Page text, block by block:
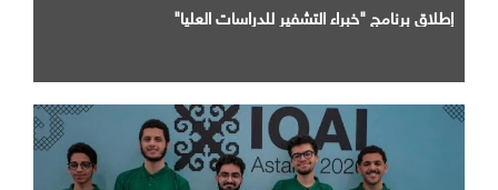
إطلاق برنامج "خبراء التشفير للدراسات العليا"